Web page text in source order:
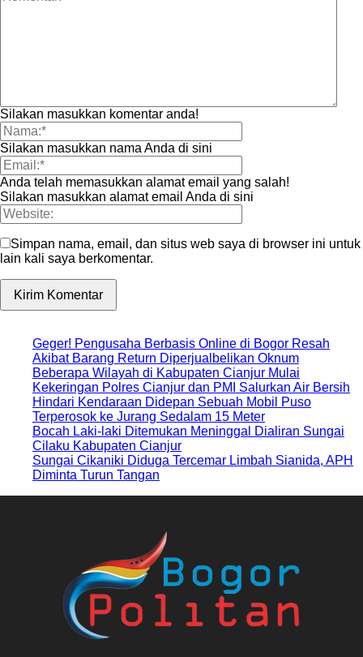
Silakan masukkan komentar anda!
Silakan masukkan nama Anda di sini
Anda telah memasukkan alamat email yang salah!
Silakan masukkan alamat email Anda di sini
Simpan nama, email, dan situs web saya di browser ini untuk
lain kali saya berkomentar.
Geger! Pengusaha Berbasis Online di Bogor Resah
Akibat Barang Return Diperjualbelikan Oknum
Beberapa Wilayah di Kabupaten Cianjur Mulai
Kekeringan Polres Cianjur dan PMI Salurkan Air Bersih
Hindari Kendaraan Didepan Sebuah Mobil Puso
Terperosok ke Jurang Sedalam 15 Meter
Bocah Laki-laki Ditemukan Meninggal Dialiran Sungai
Cilaku Kabupaten Cianjur
Sungai Cikaniki Diduga Tercemar Limbah Sianida, APH
Diminta Turun Tangan